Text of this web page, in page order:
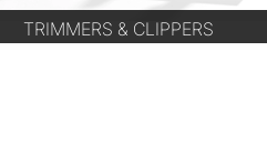
TRIMMERS & CLIPPERS